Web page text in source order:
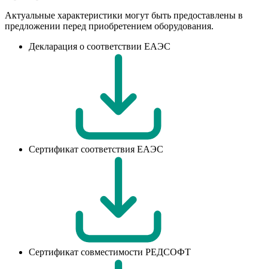
Актуальные характеристики могут быть предоставлены в
предложении перед приобретением оборудования.
Декларация о соответствии ЕАЭС
Сертификат соответствия ЕАЭС
Сертификат совместимости РЕДСОФТ